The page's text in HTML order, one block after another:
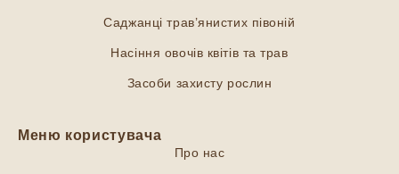
Саджанці трав’янистих півоній
Насіння овочів квітів та трав
Засоби захисту рослин
Меню користувача
Про нас